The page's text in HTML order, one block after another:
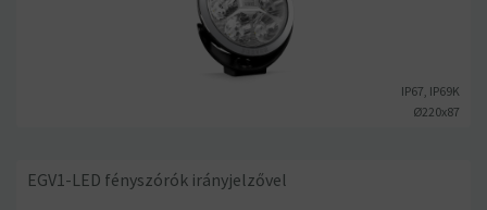
Ø220x87
IP67, IP69K
EGV1-LED fényszórók irányjelzővel